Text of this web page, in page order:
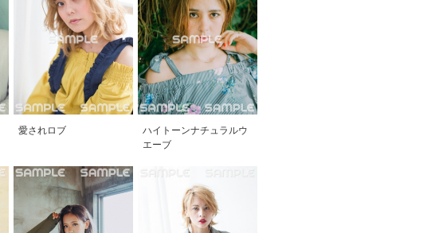
愛されロブ
ハイトーンナチュラルウ
エーブ